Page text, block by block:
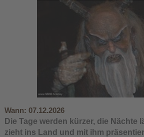
Wann: 07.12.2026
Die Tage werden kürzer, die Nächte
zieht ins Land und mit ihm